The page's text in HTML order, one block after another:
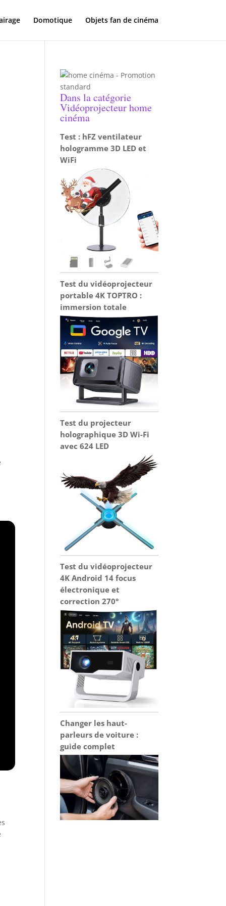
Domotique Objets fan de cinéma
Dans la catégorie
Vidéoprojecteur home
cinéma
Test : hFZ ventilateur
hologramme 3D LED et
WiFi
Test du vidéoprojecteur
portable 4K TOPTRO :
immersion totale
Test du projecteur
holographique 3D Wi-Fi
avec 624 LED
Test du vidéoprojecteur
4K Android 14 focus
électronique et
correction 270°
Changer les haut-
parleurs de voiture :
guide complet